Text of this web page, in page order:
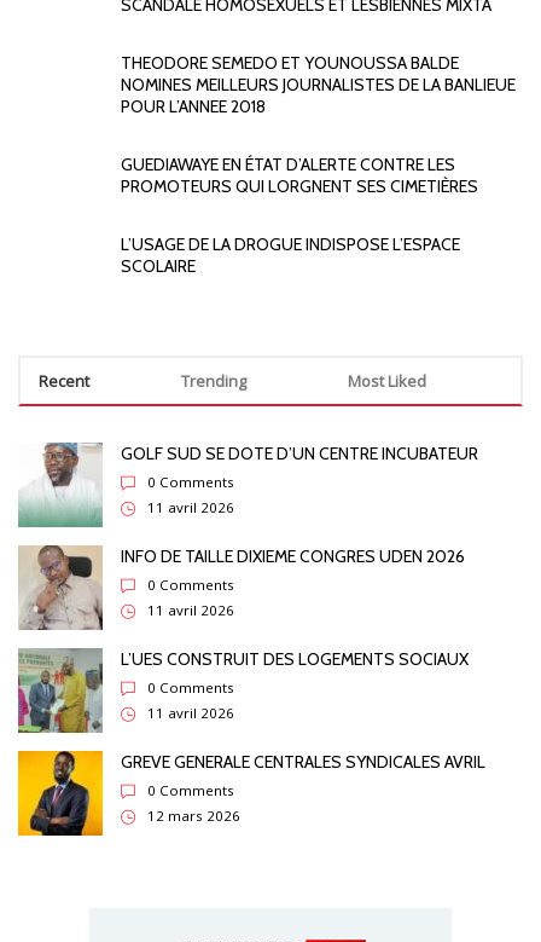
SCANDALE HOMOSEXUELS ET LESBIENNES MIXTA
THEODORE SEMEDO ET YOUNOUSSA BALDE
NOMINES MEILLEURS JOURNALISTES DE LA BANLIEUE
POUR L’ANNEE 2018
GUEDIAWAYE EN ÉTAT D’ALERTE CONTRE LES
PROMOTEURS QUI LORGNENT SES CIMETIÈRES
L’USAGE DE LA DROGUE INDISPOSE L’ESPACE
SCOLAIRE
Recent Trending Most Liked
GOLF SUD SE DOTE D’UN CENTRE INCUBATEUR
0 Comments
11 avril 2026
INFO DE TAILLE DIXIEME CONGRES UDEN 2026
0 Comments
11 avril 2026
L’UES CONSTRUIT DES LOGEMENTS SOCIAUX
0 Comments
11 avril 2026
GREVE GENERALE CENTRALES SYNDICALES AVRIL
0 Comments
12 mars 2026